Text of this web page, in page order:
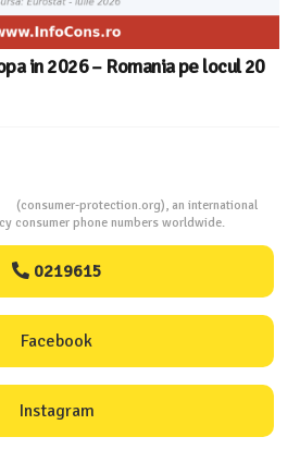
in 2026 – Romania pe locul 20
(consumer-protection.org), an international
consumer phone numbers worldwide.
0219615
Facebook
Instagram